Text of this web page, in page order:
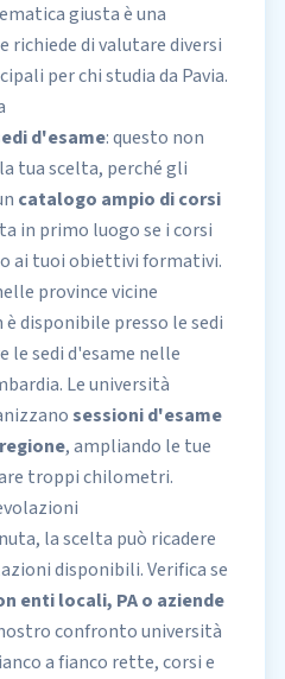
giusta è una
richiede di valutare diversi
per chi studia da Pavia.
d'esame: questo non
tua scelta, perché gli
catalogo ampio di corsi
in primo luogo se i corsi
ai tuoi obiettivi formativi.
province vicine
è disponibile presso le sedi
le sedi d'esame nelle
Le università
sessioni d'esame
, ampliando le tue
troppi chilometri.
la scelta può ricadere
disponibili. Verifica se
enti locali, PA o aziende
confronto università
a fianco rette, corsi e